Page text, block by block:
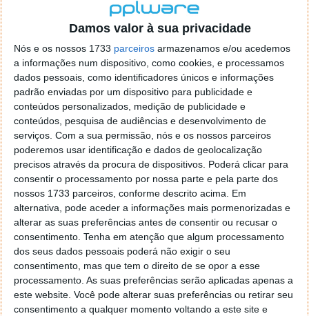
Damos valor à sua privacidade
Nós e os nossos 1733 parceiros armazenamos e/ou acedemos
a informações num dispositivo, como cookies, e processamos
dados pessoais, como identificadores únicos e informações
padrão enviadas por um dispositivo para publicidade e
conteúdos personalizados, medição de publicidade e
conteúdos, pesquisa de audiências e desenvolvimento de
serviços. Com a sua permissão, nós e os nossos parceiros
poderemos usar identificação e dados de geolocalização
precisos através da procura de dispositivos. Poderá clicar para
consentir o processamento por nossa parte e pela parte dos
nossos 1733 parceiros, conforme descrito acima. Em
alternativa, pode aceder a informações mais pormenorizadas e
alterar as suas preferências antes de consentir ou recusar o
consentimento. Tenha em atenção que algum processamento
dos seus dados pessoais poderá não exigir o seu
consentimento, mas que tem o direito de se opor a esse
processamento. As suas preferências serão aplicadas apenas a
este website. Você pode alterar suas preferências ou retirar seu
consentimento a qualquer momento voltando a este site e
elevada (41,2%), seguindo-se o Grupo NOS (40,2%), a
Vodafone (16,7%) e a NOWO (1,8%). Face ao ano
anterior, o Grupo NOS e a MEO aumentaram as
quotas de receitas (+0,2 p.p. e +0,1 p.p.,
respetivamente), enquanto a NOWO e a Vodafone
diminuíram as suas quotas (-0,2 p.p. e -0,1 p.p.,
respetivamente).
Este artigo tem mais de um ano
Acompanhe o Pplware no Google Notícias
Proponha uma correção, faça uma sugestão
Autor:Pedro Pinto